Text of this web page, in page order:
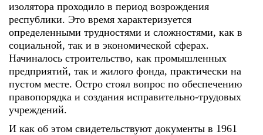
изолятора проходило в период возрождения
республики. Это время характеризуется
определенными трудностями и сложностями, как в
социальной, так и в экономической сферах.
Начиналось строительство, как промышленных
предприятий, так и жилого фонда, практически на
пустом месте. Остро стоял вопрос по обеспечению
правопорядка и создания исправительно-трудовых
учреждений.
И как об этом свидетельствуют документы в 1961